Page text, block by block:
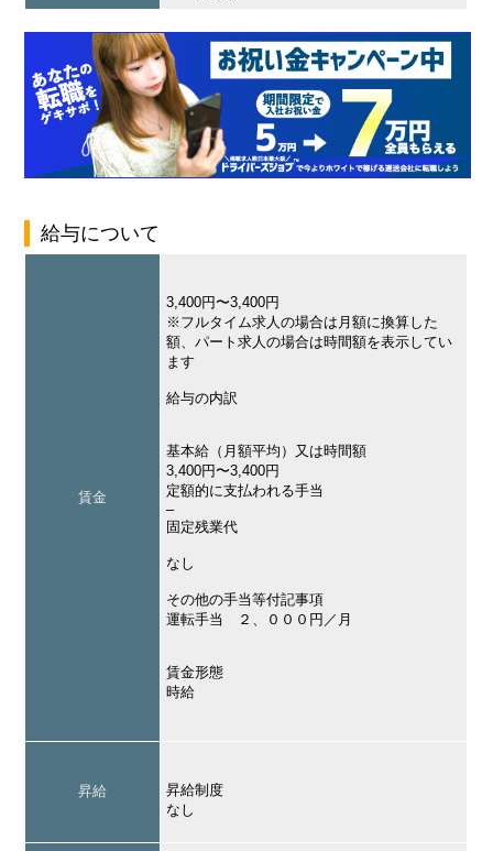
給与について
賃金
3,400円〜3,400円
※フルタイム求人の場合は月額に換算した
額、パート求人の場合は時間額を表示してい
ます
給与の内訳
基本給（月額平均）又は時間額
3,400円〜3,400円
定額的に支払われる手当
–
固定残業代
なし
その他の手当等付記事項
運転手当 ２、０００円／月
賃金形態
時給
昇給
昇給制度
なし